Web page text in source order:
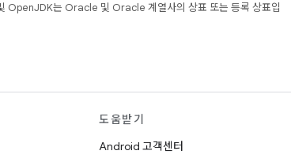
OpenJDK는 Oracle 및 Oracle 계열사의 상표 또는 등록 상표입
도움받기
Android 고객센터